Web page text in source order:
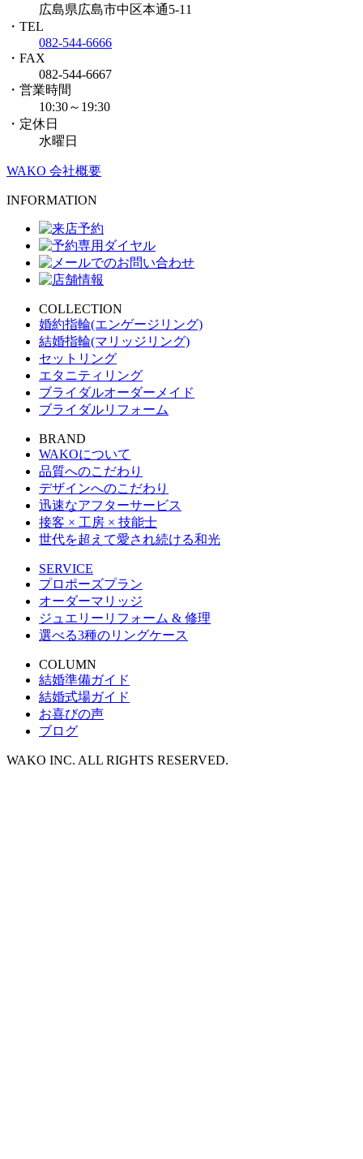
広島県広島市中区本通5-11
・TEL
082-544-6666
・FAX
082-544-6667
・営業時間
10:30～19:30
・定休日
水曜日
WAKO 会社概要
INFORMATION
COLLECTION
婚約指輪(エンゲージリング)
結婚指輪(マリッジリング)
セットリング
エタニティリング
ブライダルオーダーメイド
ブライダルリフォーム
BRAND
WAKOについて
品質へのこだわり
デザインへのこだわり
迅速なアフターサービス
接客 × 工房 × 技能士
世代を超えて愛され続ける和光
SERVICE
プロポーズプラン
オーダーマリッジ
ジュエリーリフォーム & 修理
選べる3種のリングケース
COLUMN
結婚準備ガイド
結婚式場ガイド
お喜びの声
ブログ
WAKO INC. ALL RIGHTS RESERVED.